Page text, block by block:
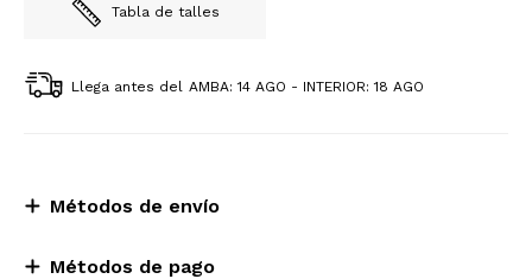
Tabla de talles
Llega antes del AMBA: 14 AGO - INTERIOR: 18 AGO
Métodos de envío
Métodos de pago